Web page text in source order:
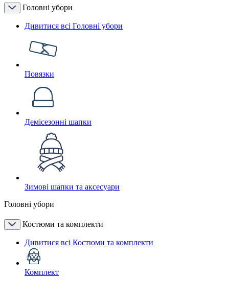
Головні убори
Дивитися всі Головні убори
Повязки
Демісезонні шапки
Зимові шапки та аксесуари
Головні убори
Костюми та комплекти
Дивитися всі Костюми та комплекти
Комплект